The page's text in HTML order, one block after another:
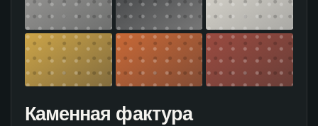
Каменная фактура